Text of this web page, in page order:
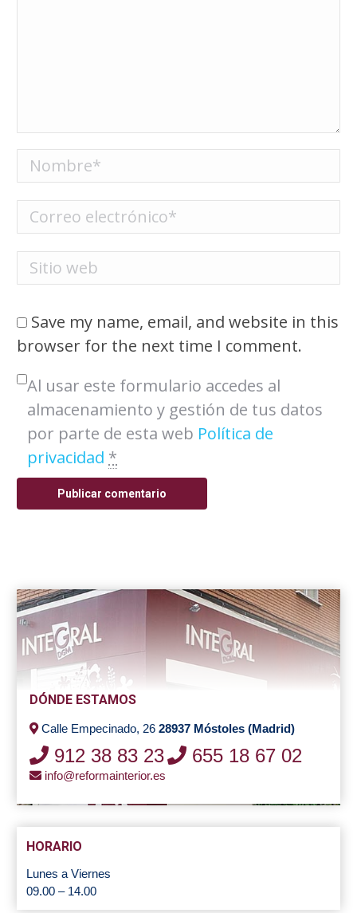
Nombre *
Correo electrónico *
Sitio web
Save my name, email, and website in this
browser for the next time I comment.
Al usar este formulario accedes al
almacenamiento y gestión de tus datos
por parte de esta web Política de
privacidad *
Publicar comentario
DÓNDE ESTAMOS
Calle Empecinado, 26 28937 Móstoles (Madrid)
912 38 83 23 655 18 67 02
info@reformainterior.es
HORARIO
Lunes a Viernes
09.00 – 14.00